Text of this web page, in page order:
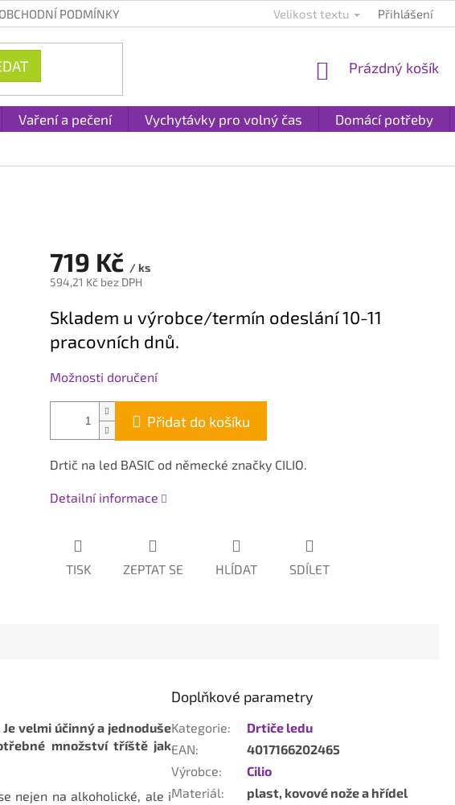
OBCHODNÍ PODMÍNKY PLATBA A DOPRAVA REKLAMACE
Velikost textu Přihlášení
NÁKUPNÍ
Prázdný košík
Vaření a pečení Vychytávky pro volný čas Domácí potřeby
719 Kč / ks
594,21 Kč bez DPH
cena:
Skladem u výrobce/termín odeslání 10-11
pracovních dnů.
Možnosti doručení
Přidat do košíku
Drtič na led BASIC od německé značky CILIO.
Detailní informace
TISK ZEPTAT SE HLÍDAT SDÍLET
velmi účinný a jednoduše
množství tříště jak
nejen na alkoholické, ale i
Doplňkové parametry
Kategorie:
Drtiče ledu
EAN:
4017166202465
Výrobce:
Cilio
Materiál:
plast, kovové nože a hřídel